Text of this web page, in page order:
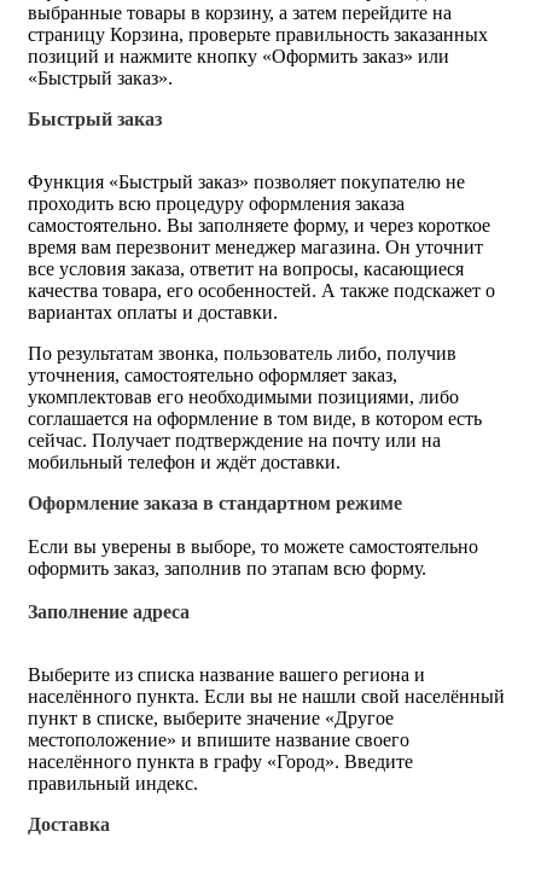
выбранные товары в корзину, а затем перейдите на
страницу Корзина, проверьте правильность заказанных
позиций и нажмите кнопку «Оформить заказ» или
«Быстрый заказ».
Быстрый заказ
Функция «Быстрый заказ» позволяет покупателю не
проходить всю процедуру оформления заказа
самостоятельно. Вы заполняете форму, и через короткое
время вам перезвонит менеджер магазина. Он уточнит
все условия заказа, ответит на вопросы, касающиеся
качества товара, его особенностей. А также подскажет о
вариантах оплаты и доставки.
По результатам звонка, пользователь либо, получив
уточнения, самостоятельно оформляет заказ,
укомплектовав его необходимыми позициями, либо
соглашается на оформление в том виде, в котором есть
сейчас. Получает подтверждение на почту или на
мобильный телефон и ждёт доставки.
Оформление заказа в стандартном режиме
Если вы уверены в выборе, то можете самостоятельно
оформить заказ, заполнив по этапам всю форму.
Заполнение адреса
Выберите из списка название вашего региона и
населённого пункта. Если вы не нашли свой населённый
пункт в списке, выберите значение «Другое
местоположение» и впишите название своего
населённого пункта в графу «Город». Введите
правильный индекс.
Доставка